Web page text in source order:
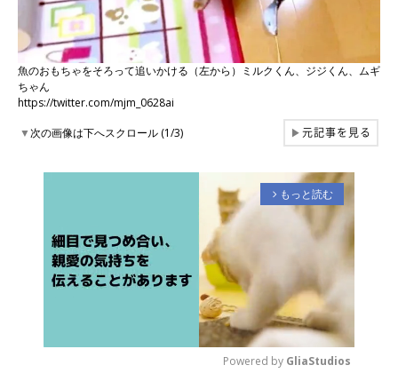
魚のおもちゃをそろって追いかける（左から）ミルクくん、ジジくん、ムギ
ちゃん
https://twitter.com/mjm_0628ai
▼次の画像は下へスクロール (1/3) ▶元記事を見る
arrow_forward_ios もっと読む
Powered by GliaStudios